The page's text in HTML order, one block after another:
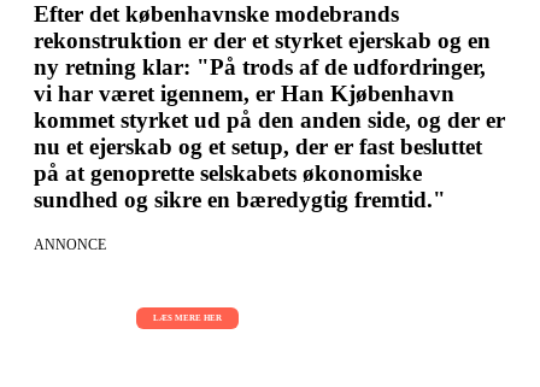
Efter det københavnske modebrands
rekonstruktion er der et styrket ejerskab og en
ny retning klar: "På trods af de udfordringer,
vi har været igennem, er Han Kjøbenhavn
kommet styrket ud på den anden side, og der er
nu et ejerskab og et setup, der er fast besluttet
på at genoprette selskabets økonomiske
sundhed og sikre en bæredygtig fremtid."
ANNONCE
LÆS MERE HER